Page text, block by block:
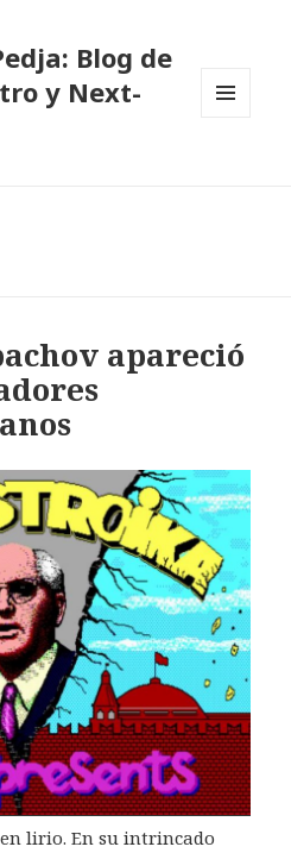
Blog de
y Next-
apareció
lirio. En su intrincado